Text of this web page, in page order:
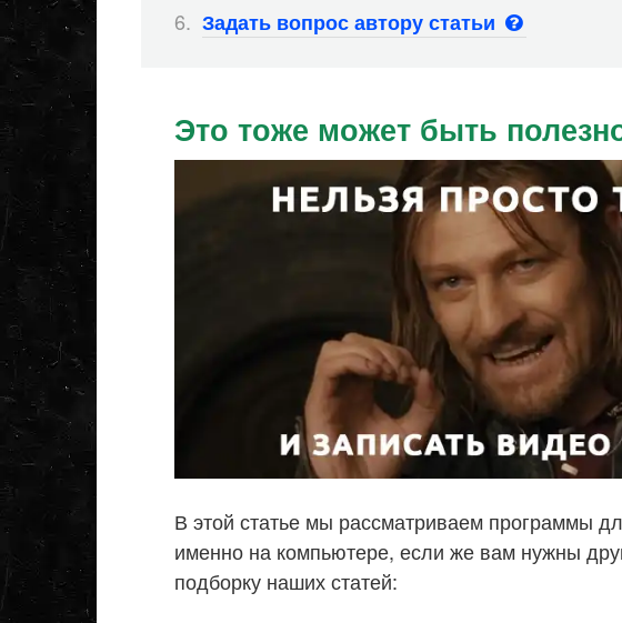
Задать вопрос автору статьи
Это тоже может быть
В этой статье мы рассматриваем программы
именно на компьютере, если же вам нужны
подборку наших статей: